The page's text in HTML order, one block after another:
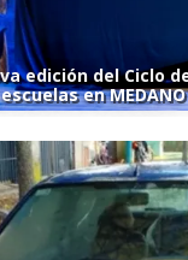
edición del Ciclo
en MEDANO